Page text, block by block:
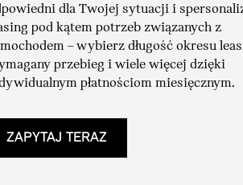
dla Twojej sytuacji i
pod kątem potrzeb związanych z
– wybierz długość okresu
przebieg i wiele więcej dzięki
płatnościom miesięcznym.
ZAPYTAJ TERAZ